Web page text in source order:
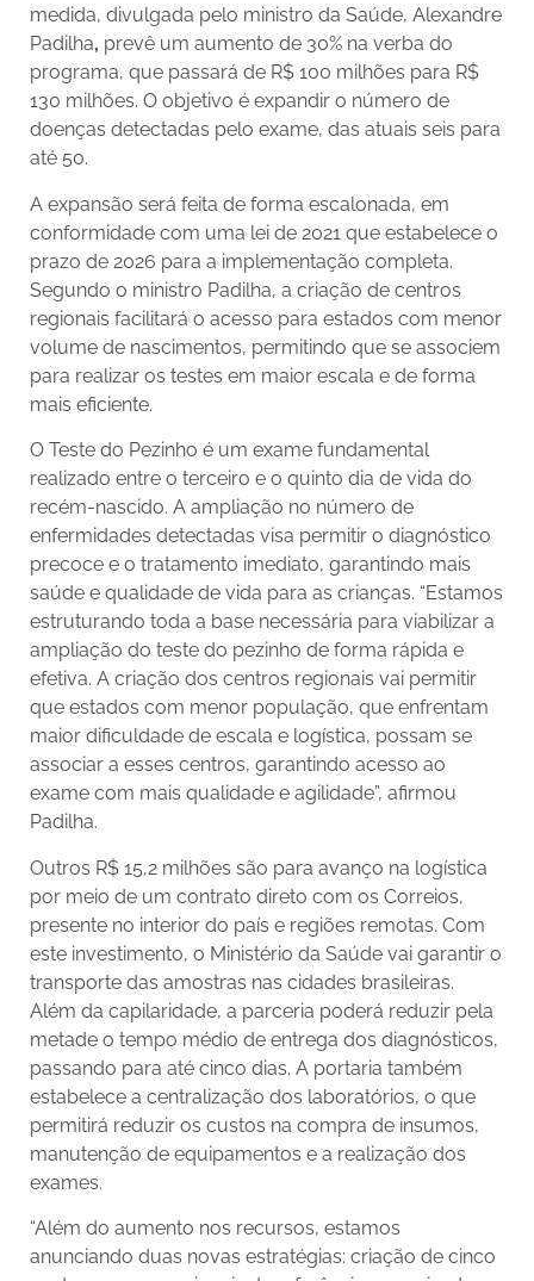
medida, divulgada pelo ministro da Saúde, Alexandre
Padilha, prevê um aumento de 30% na verba do
programa, que passará de R$ 100 milhões para R$
130 milhões. O objetivo é expandir o número de
doenças detectadas pelo exame, das atuais seis para
até 50.
A expansão será feita de forma escalonada, em
conformidade com uma lei de 2021 que estabelece o
prazo de 2026 para a implementação completa.
Segundo o ministro Padilha, a criação de centros
regionais facilitará o acesso para estados com menor
volume de nascimentos, permitindo que se associem
para realizar os testes em maior escala e de forma
mais eficiente.
O Teste do Pezinho é um exame fundamental
realizado entre o terceiro e o quinto dia de vida do
recém-nascido. A ampliação no número de
enfermidades detectadas visa permitir o diagnóstico
precoce e o tratamento imediato, garantindo mais
saúde e qualidade de vida para as crianças. “Estamos
estruturando toda a base necessária para viabilizar a
ampliação do teste do pezinho de forma rápida e
efetiva. A criação dos centros regionais vai permitir
que estados com menor população, que enfrentam
maior dificuldade de escala e logística, possam se
associar a esses centros, garantindo acesso ao
exame com mais qualidade e agilidade”, afirmou
Padilha.
Outros R$ 15,2 milhões são para avanço na logística
por meio de um contrato direto com os Correios,
presente no interior do país e regiões remotas. Com
este investimento, o Ministério da Saúde vai garantir o
transporte das amostras nas cidades brasileiras.
Além da capilaridade, a parceria poderá reduzir pela
metade o tempo médio de entrega dos diagnósticos,
passando para até cinco dias. A portaria também
estabelece a centralização dos laboratórios, o que
permitirá reduzir os custos na compra de insumos,
manutenção de equipamentos e a realização dos
exames.
“Além do aumento nos recursos, estamos
anunciando duas novas estratégias: criação de cinco